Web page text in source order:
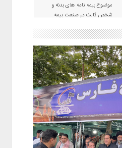
موضوع بیمه نامه های بدنه و
شخص ثالث در صنعت بیمه